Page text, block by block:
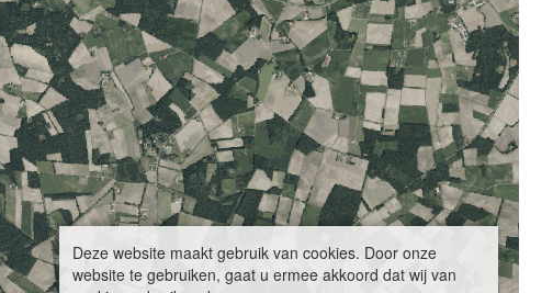
Deze website maakt gebruik van cookies. Door onze
website te gebruiken, gaat u ermee akkoord dat wij van